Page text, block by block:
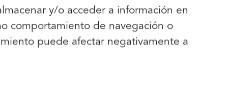
y/o acceder a información en
comportamiento de navegación o
puede afectar negativamente a